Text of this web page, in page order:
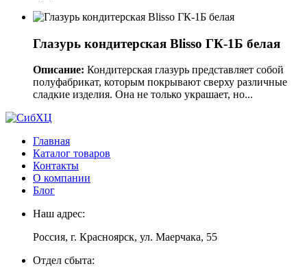
Глазурь кондитерская Blisso ГК-1Б белая
Описание: Кондитерская глазурь представляет собой
полуфабрикат, которым покрывают сверху различные
сладкие изделия. Она не только украшает, но...
Главная
Каталог товаров
Контакты
О компании
Блог
Наш адрес:
Россия, г. Красноярск, ул. Маерчака, 55
Отдел сбыта: